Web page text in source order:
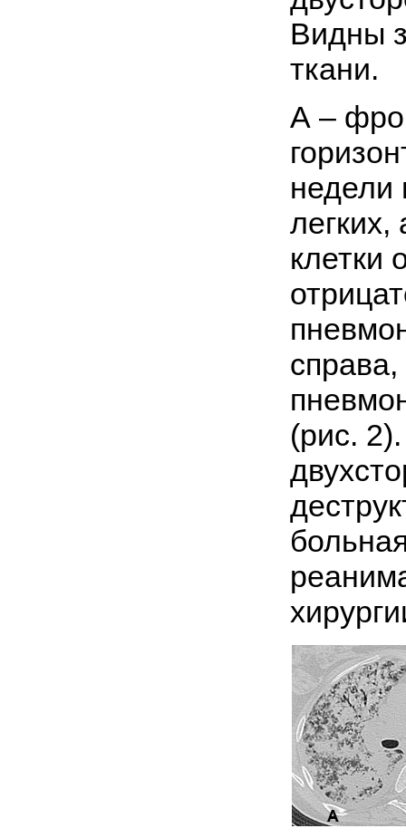
Видны
ткани.
А –
недели
легких,
клетки
(рис.